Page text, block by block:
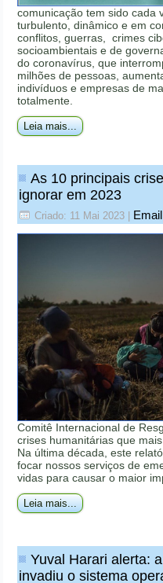
comunicação tem sido cada
turbulento, dinâmico e em
conflitos, guerras, crimes
socioambientais e de
do coronavírus, que
milhões de pessoas,
indivíduos e empresas de
totalmente.
Leia mais...
As 10 principais
ignorar em 2023
Criado: 11 Mai 2023 Email
Comitê Internacional de
crises humanitárias que
Na última década, este
focar nossos serviços de
vidas para causar o maior
Leia mais...
Yuval Harari alerta:
invadiu o sistema